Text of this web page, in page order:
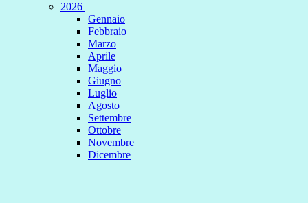
2026
Gennaio
Febbraio
Marzo
Aprile
Maggio
Giugno
Luglio
Agosto
Settembre
Ottobre
Novembre
Dicembre